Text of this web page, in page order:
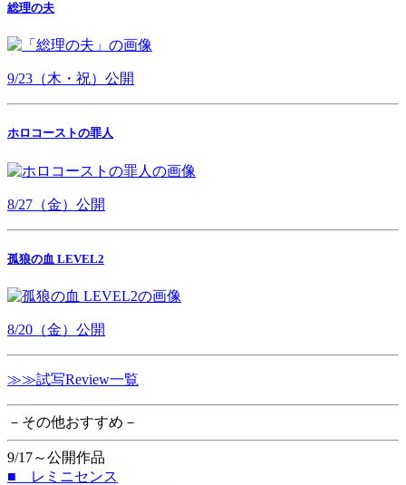
総理の夫
9/23（木・祝）公開
ホロコーストの罪人
8/27（金）公開
孤狼の血 LEVEL2
8/20（金）公開
≫≫試写Review一覧
－その他おすすめ－
9/17～公開作品
■ レミニセンス